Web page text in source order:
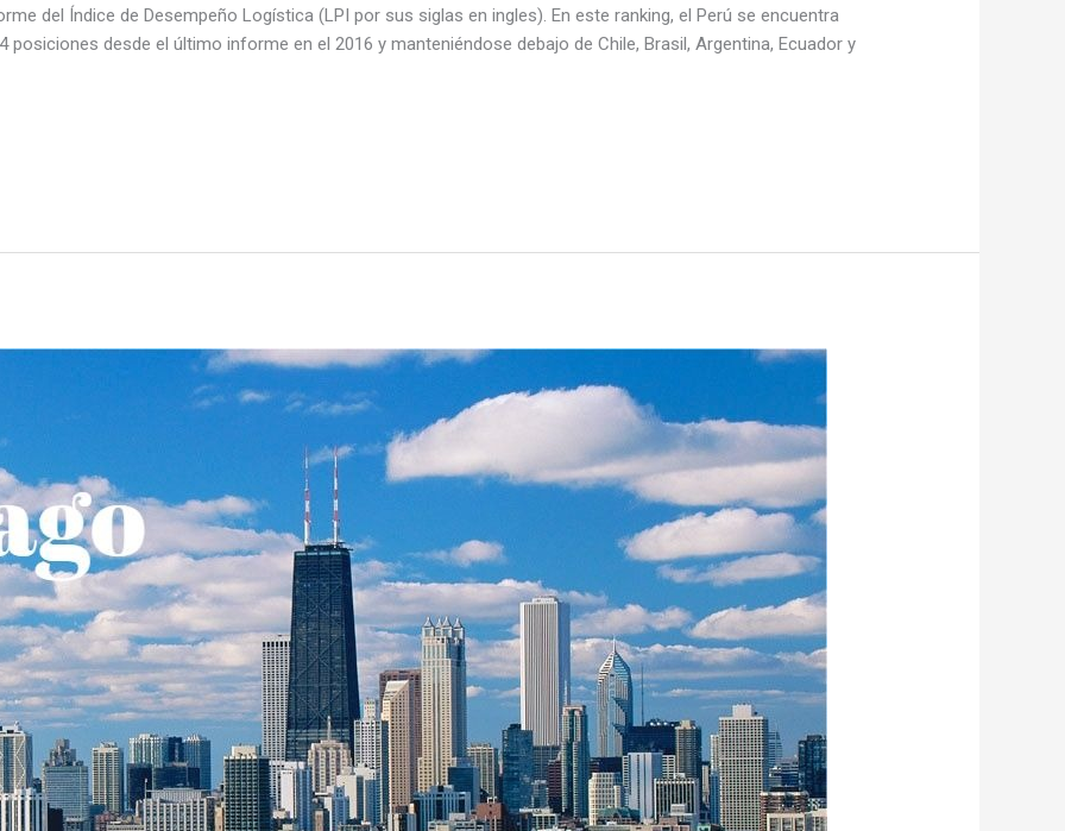
del Índice de Desempeño Logística (LPI por sus siglas en ingles). En este ranking, el Perú se encuentra
posiciones desde el último informe en el 2016 y manteniéndose debajo de Chile, Brasil, Argentina, Ecuador y